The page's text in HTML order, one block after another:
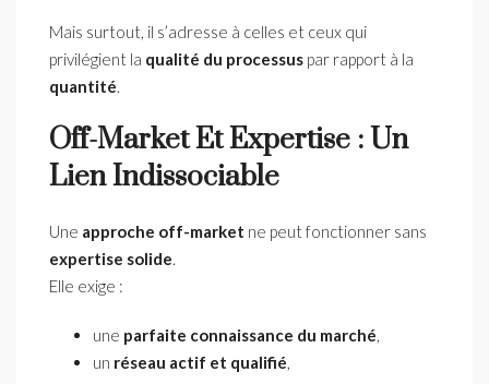
Mais surtout, il s’adresse à celles et ceux qui
privilégient la qualité du processus par rapport à la
quantité
Off-Market Et Expertise : Un
Lien Indissociable
Une approche off-market ne peut fonctionner sans
expertise solide
Elle exige :
une parfaite connaissance du marché
un réseau actif et qualifié